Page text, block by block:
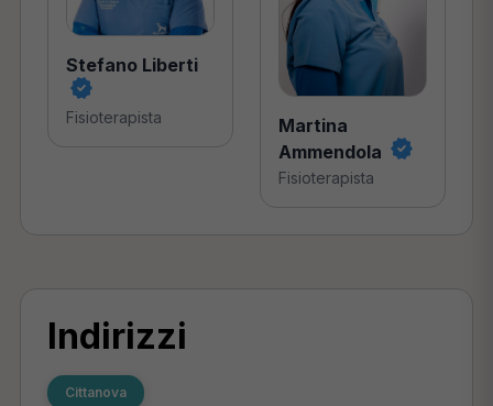
Stefano Liberti
Fisioterapista
Martina
Ammendola
Fisioterapista
Indirizzi
Cittanova